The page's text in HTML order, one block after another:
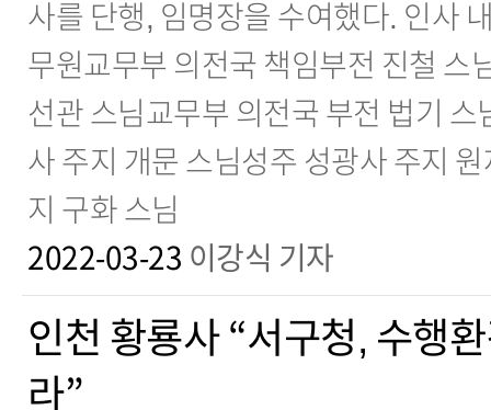
사를 단행, 임명장을 수여했다. 인사
무원교무부 의전국 책임부전 진철 스
선관 스님교무부 의전국 부전 법기 스
사 주지 개문 스님성주 성광사 주지
지 구화 스님
2022-03-23 이강식 기자
인천 황룡사 “서구청, 수행
라”